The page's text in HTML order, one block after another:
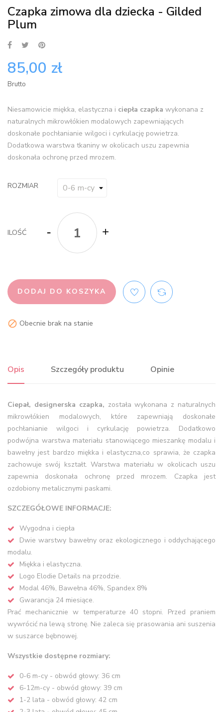
Czapka zimowa dla dziecka - Gilded
Plum
85,00 zł
Brutto
Niesamowicie miękka, elastyczna i ciepła czapka wykonana z
naturalnych mikrowłókien modalowych zapewniających
doskonałe pochłanianie wilgoci i cyrkulację powietrza.
Dodatkowa warstwa tkaniny w okolicach uszu zapewnia
doskonała ochronę przed mrozem.
ROZMIAR
ILOŚĆ
DODAJ DO KOSZYKA
 Obecnie brak na stanie
Opis Szczegóły produktu Opinie
Ciepał, designerska czapka, została wykonana z naturalnych
mikrowłókien modalowych, które zapewniają doskonałe
pochłanianie wilgoci i cyrkulację powietrza. Dodatkowo
podwójna warstwa materiału stanowiącego mieszankę modalu i
bawełny jest bardzo miękka i elastyczna,co sprawia, że czapka
zachowuje swój kształt. Warstwa materiału w okolicach uszu
zapewnia doskonała ochronę przed mrozem. Czapka jest
ozdobiony metalicznymi paskami.
SZCZEGÓŁOWE INFORMACJE:
Wygodna i ciepła
Dwie warstwy bawełny oraz ekologicznego i oddychającego
modalu.
Miękka i elastyczna.
Logo Elodie Details na przodzie.
Modal 46%, Bawełna 46%, Spandex 8%
Gwarancja 24 miesiące.
Prać mechanicznie w temperaturze 40 stopni. Przed praniem
wywrócić na lewą stronę. Nie zaleca się prasowania ani suszenia
w suszarce bębnowej.
Wszystkie dostępne rozmiary:
0-6 m-cy - obwód głowy: 36 cm
6-12m-cy - obwód głowy: 39 cm
1-2 lata - obwód głowy: 42 cm